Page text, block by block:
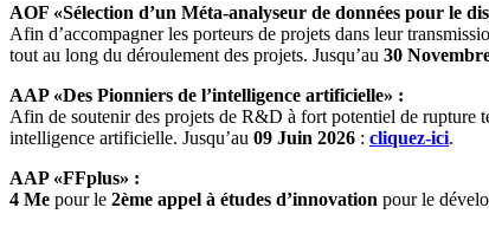
AOF «Sélection d’un Méta-analyseur de données pour le
Afin d’accompagner les porteurs de projets dans leur
tout au long du déroulement des projets. Jusqu’au 30
AAP «Des Pionniers de l’intelligence artificielle» :
Afin de soutenir des projets de R&D à fort potentiel de rupture
intelligence artificielle. Jusqu’au 09 Juin 2026 : cliquez-ici.
AAP «FFplus» :
4 Me pour le 2ème appel à études d’innovation pour le